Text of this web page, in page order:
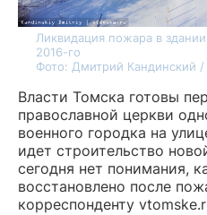
Ликвидация пожара в
2016-го
Фото: Дмитрий Кандинский
Власти Томска готовы
православной церкви
военного городка на
идет строительство
сегодня нет понимания,
восстановлено после
корреспонденту